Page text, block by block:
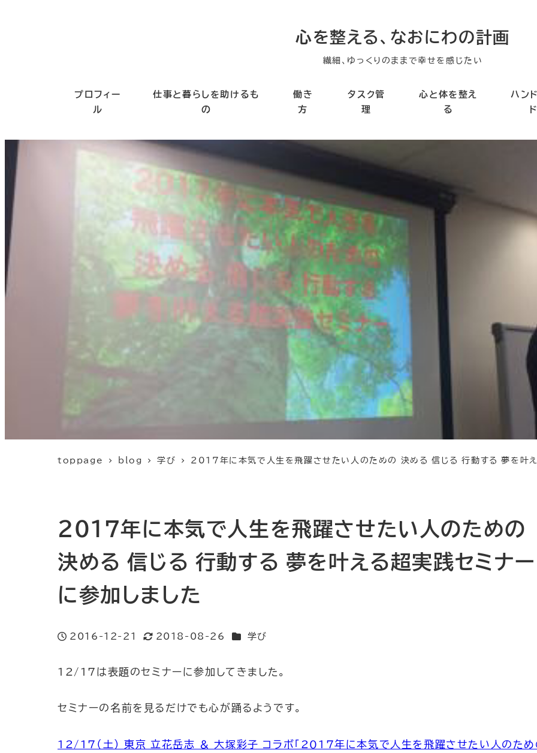
心を整える、なおにわの計画
繊細、ゆっくりのままで幸せを感じたい
プロフィー
ル
仕事と暮らしを助けるも
の
働き
方
タスク管
理
心と体を整え
る
ハン
ド
toppage blog 学び 2017年に本気で人生を飛躍させたい人のための 決める 信じる 行動する 夢を叶え
2017年に本気で人生を飛躍させたい人のための
決める 信じる 行動する 夢を叶える超実践セミナー
に参加しました
投稿日
2016-12-21
2018-08-26 カテゴリー
学び
12/17は表題のセミナーに参加してきました。
セミナーの名前を見るだけでも心が踊るようです。
12/17（土） 東京 立花岳志 ＆ 大塚彩子 コラボ「2017年に本気で人生を飛躍させたい人のため